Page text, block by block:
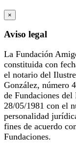
×
Aviso legal
La Fundación
constituida con
el notario del
González, número
de Fundaciones
28/05/1981 con el
personalidad
fines de acuerdo
Fundaciones.